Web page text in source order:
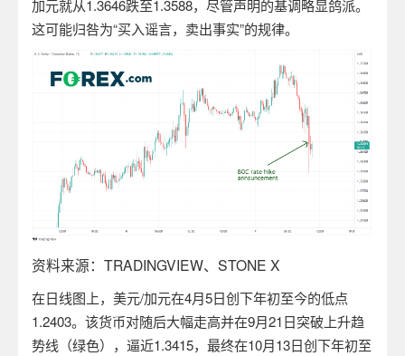
加元就从1.3646跌至1.3588，尽管声明的基调略显鸽派。
这可能归咎为“买入谣言，卖出事实”的规律。
资料来源： TRADINGVIEW、 STONE X
在日线图上，美元/加元在4月5日创下年初至今的低点
1.2403。该货币对随后大幅走高并在9月21日突破上升趋
势线（绿色），逼近1.3415，最终在10月13日创下年初至